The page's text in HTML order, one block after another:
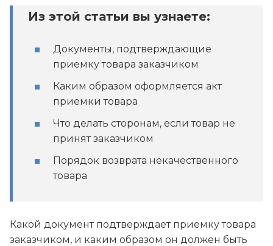
Из этой статьи вы узнаете:
Документы, подтверждающие
приемку товара заказчиком
Каким образом оформляется акт
приемки товара
Что делать сторонам, если товар не
принят заказчиком
Порядок возврата некачественного
товара
Какой документ подтверждает приемку товара
заказчиком, и каким образом он должен быть